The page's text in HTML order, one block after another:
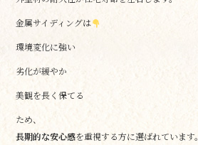
金属サイディングは
環境変化に強い
劣化が緩やか
美観を長く保てる
ため、
長期的な安心感を重視する方に選ばれています。